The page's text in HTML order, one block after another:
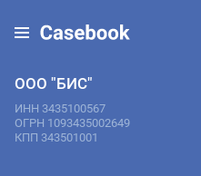
ООО "БИС"
ИНН 3435100567
ОГРН 1093435002649
КПП 343501001